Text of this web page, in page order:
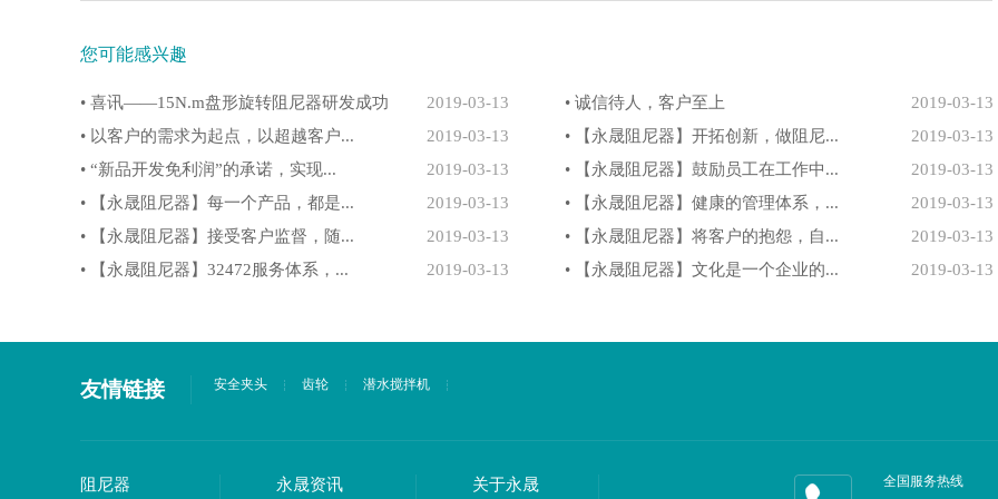
您可能感兴趣
2019-03-13
• 喜讯——15N.m盘形旋转阻尼器研发成功 2019-03-13
• 诚信待人，客户至上
2019-03-13
• 以客户的需求为起点，以超越客户... 2019-03-13
• 【永晟阻尼器】开拓创新，做阻尼...
2019-03-13
• “新品开发免利润”的承诺，实现... 2019-03-13
• 【永晟阻尼器】鼓励员工在工作中...
2019-03-13
• 【永晟阻尼器】每一个产品，都是... 2019-03-13
• 【永晟阻尼器】健康的管理体系，...
2019-03-13
• 【永晟阻尼器】接受客户监督，随... 2019-03-13
• 【永晟阻尼器】将客户的抱怨，自...
2019-03-13
• 【永晟阻尼器】32472服务体系，... 2019-03-13
• 【永晟阻尼器】文化是一个企业的...
友情链接 安全夹头 齿轮 潜水搅拌机
阻尼器 永晟资讯 关于永晟 全国服务热线